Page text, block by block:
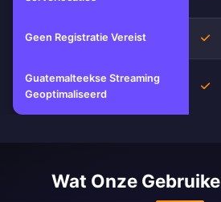
Geen Registratie Vereist Ja
Guatemalteekse Streaming
Geoptimaliseerd
Ja
Wat Onze